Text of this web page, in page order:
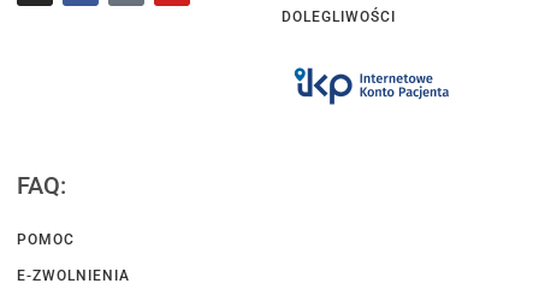
DOLEGLIWOŚCI
FAQ:
POMOC
E-ZWOLNIENIA